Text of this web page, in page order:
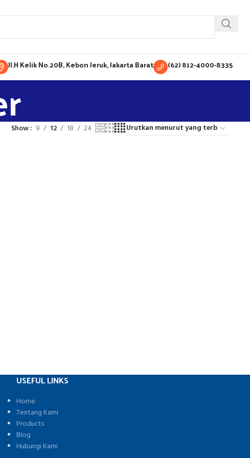
Jl.H Kelik No.20B, Kebon Jeruk, Jakarta Barat (62) 812-4000-8335
Show 9 12 18 24
USEFUL LINKS
Home
Tentang Kami
Products
Blog
Hubungi Kami